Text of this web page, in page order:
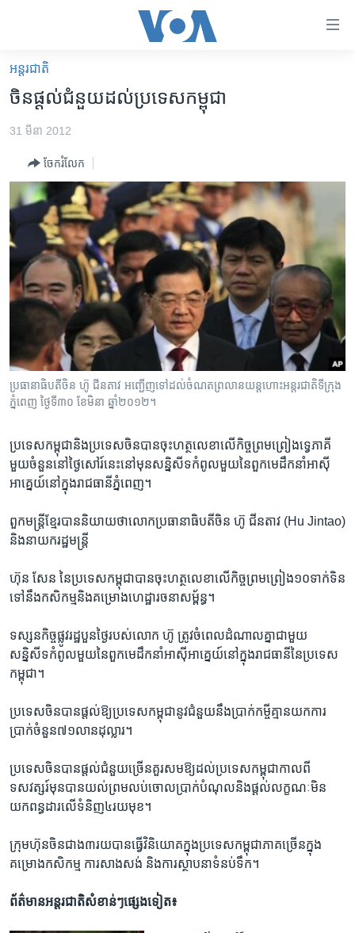
គេហទំព័រ​
ទាក់ទង
និង​
ទំព័រ​
ព័ត៌មាន​​
តែ​
ម្តង
រំលង​
និង​
ចូល​
រចនា
រំលង​
ទៅ​
កាន់​
ទំព័រ​
រក
អន្តរជាតិ
ចិន
ហេឡូវីអូអេ
កម្ពុជាច្នៃប្រតិដ្ឋ
ព្រឹត្តិការណ៍ព័ត៌មាន
ទូរទស្សន៍ / វីដេអូ​
វិទ្យុ / ផតខាសថ៍
កម្មវិធីទាំងអស់
Khmer English
អន្តរជាតិ
​ចិន​ផ្តល់​ជំនួយ​ដល់​ប្រទេស​កម្ពុជា​​​
31 មីនា 2012
ចែករំលែក
ប្រធានាធិបតី​ចិន​ ហ៊ូ​ ជីន​តាវ ​អញ្ជើញ​ទៅ​ដល់​ចំណត​ព្រលាន​យន្ត​ហោះ​អន្តរជាតិ​ទីក្រុង​
ភ្នំពេញ​ ថ្ងៃ​ទី​៣០​ ខែ​មិនា​ ឆ្នាំ​២០១២។
ប្រទេសកម្ពុជា​និង​ប្រទេស​ចិន​បាន​ចុះ​ហត្ថលេខា​លើ​កិច្ច​ព្រមព្រៀង​ទ្វេភាគី​
មួយ​ចំនួន​នៅ​ថ្ងៃ​សៅរ៍នេះ​នៅ​មុន​សន្និសីទ​កំពូល​មួយ​នៃ​ពួក​មេដឹកនាំ​អាស៊ី​
អាគ្នេយ៍នៅ​ក្នុង​រាជធានី​ភ្នំពេញ។
ពួក​មន្ត្រី​ខ្មែរ​បាន​និយាយ​ថា​លោក​ប្រធានាធិបតី​ចិន ហ៊ូ ជីនតាវ (Hu Jintao)
និង​នាយក​រដ្ឋមន្ត្រី
ហ៊ុន សែន នៃ​ប្រទេស​កម្ពុជា​បាន​ចុះ​ហត្ថលេខា​លើ​កិច្ច​ព្រម​ព្រៀង​១០​ទាក់​ទិន​
ទៅ​នឹង​កសិកម្ម​និង​គម្រោង​ហេដ្ឋារចនាសម្ព័ន្ធ។
ទស្សនកិច្ច​ផ្លូវ​រដ្ឋ​បួន​ថ្ងៃ​របស់​លោក ហ៊ូ ត្រូវ​ចំ​ពេល​ដំណាល​គ្នា​ជាមួយ​
សន្និសីទ​កំពូល​មួយ​នៃ​ពួក​មេដឹកនាំ​អាស៊ី​អាគ្នេយ៍​នៅ​ក្នុង​រាជធានី​នៃ​ប្រទេស​
កម្ពុជា។
ប្រទេស​ចិន​បាន​ផ្តល់​ឱ្យ​ប្រទេស​កម្ពុជា​នូវ​ជំនួយ​នឹង​ប្រាក់​កម្ចី​គ្មាន​យក​ការ​
ប្រាក់​ចំនួន​៧១​លាន​ដុល្លារ។
ប្រទេស​ចិន​បាន​ផ្តល់​ជំនួយ​ច្រើន​គួរ​សម​ឱ្យ​ដល់​ប្រទេស​កម្ពុជា​កាល​ពី​
ទសវត្សរ៍​មុន​បាន​យល់​ព្រម​លប់​ចោល​ប្រាក់​បំណុល​និង​ផ្តល់​លក្ខណៈ​មិន​
យក​ពន្ធដារ​លើ​ទំនិញ​៤រយ​មុខ។
ក្រុម​ហ៊ុន​ចិន​ជាង​៣រយ​បាន​ធ្វើ​វិនិយោគ​ក្នុង​ប្រទេស​កម្ពុជាភាគ​ច្រើន​ក្នុង​
គម្រោង​កសិកម្ម ការ​សាងសង់ និង​ការ​ស្ថាបនា​ទំនប់​ទឹក។
ព័ត៌មាន​អន្តរជាតិ​សំខាន់​ៗ​ផ្សេងទៀត៖